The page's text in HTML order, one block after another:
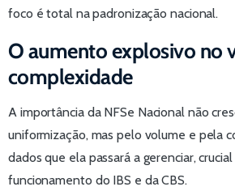
foco é total na padronização nacional.
O aumento explosivo no
complexidade
A importância da NFSe Nacional não
uniformização, mas pelo volume e pela
dados que ela passará a gerenciar,
funcionamento do IBS e da CBS.